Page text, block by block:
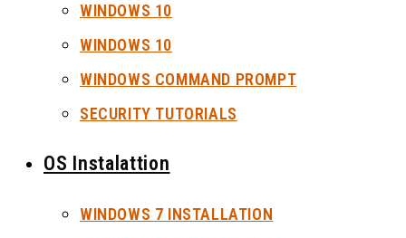
WINDOWS 10
WINDOWS 10
WINDOWS COMMAND PROMPT
SECURITY TUTORIALS
OS Instalattion
WINDOWS 7 INSTALLATION